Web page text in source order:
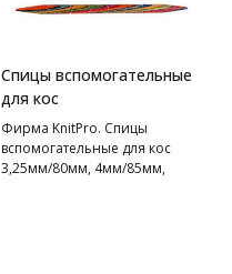
Спицы вспомогательные
для кос
Фирма KnitPro. Спицы
вспомогательные для кос
3,25мм/80мм, 4мм/85мм,